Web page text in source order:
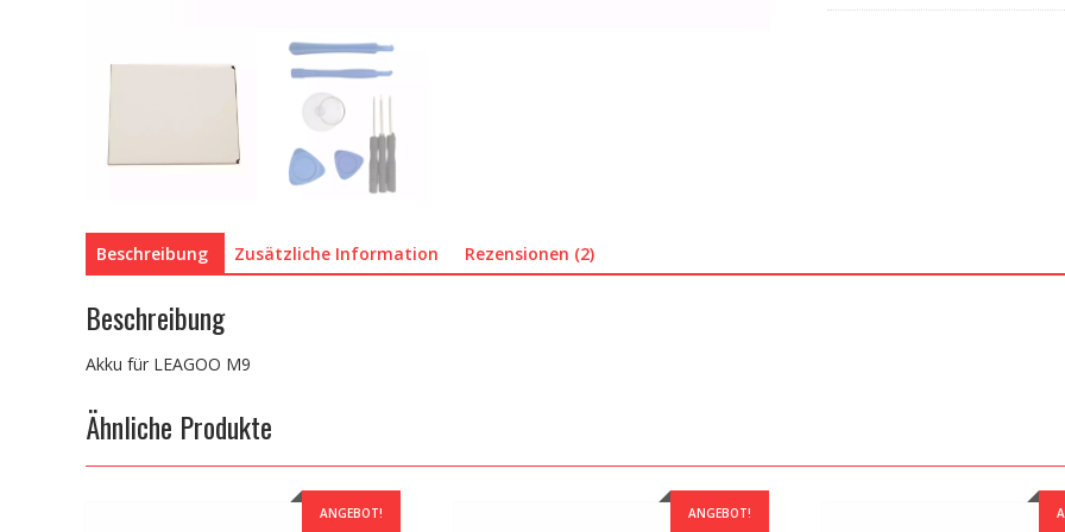
Beschreibung Zusätzliche Information Rezensionen (2)
Beschreibung
Akku für LEAGOO M9
Ähnliche Produkte
ANGEBOT! ANGEBOT!